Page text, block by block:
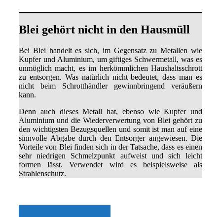
Blei gehört nicht in den Hausmüll
Bei Blei handelt es sich, im Gegensatz zu Metallen wie
Kupfer und Aluminium, um giftiges Schwermetall, was es
unmöglich macht, es im herkömmlichen Haushaltsschrott
zu entsorgen. Was natürlich nicht bedeutet, dass man es
nicht beim Schrotthändler gewinnbringend veräußern
kann.
Denn auch dieses Metall hat, ebenso wie Kupfer und
Aluminium und die Wiederverwertung von Blei gehört zu
den wichtigsten Bezugsquellen und somit ist man auf eine
sinnvolle Abgabe durch den Entsorger angewiesen. Die
Vorteile von Blei finden sich in der Tatsache, dass es einen
sehr niedrigen Schmelzpunkt aufweist und sich leicht
formen lässt. Verwendet wird es beispielsweise als
Strahlenschutz.